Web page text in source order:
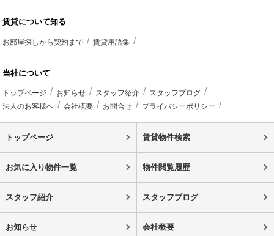
賃貸について知る
お部屋探しから契約まで 賃貸用語集
当社について
トップページ お知らせ スタッフ紹介
スタッフブログ
法人のお客様へ
会社概要 お問合せ プライバシーポリシー
トップページ 賃貸物件検索
お気に入り物件一覧 物件閲覧履歴
スタッフ紹介 スタッフブログ
お知らせ 会社概要